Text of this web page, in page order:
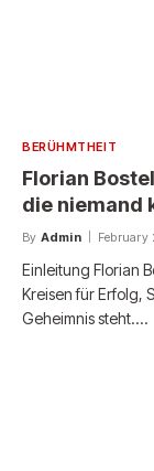
BERÜHMTHEIT
Florian
die niemand
By Admin February
Einleitung Florian
Kreisen für Erfolg,
Geheimnis steht.…